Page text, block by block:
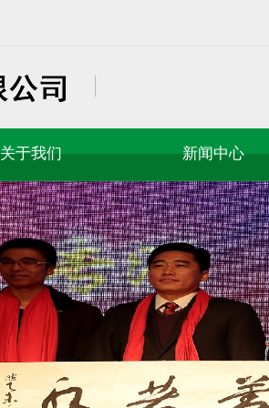
关于我们
公司简介
董事长寄语
专家团队
企业文化
员工风采
新闻中心
公司大事记
行业快讯
企业新闻
社会公益
合作交流